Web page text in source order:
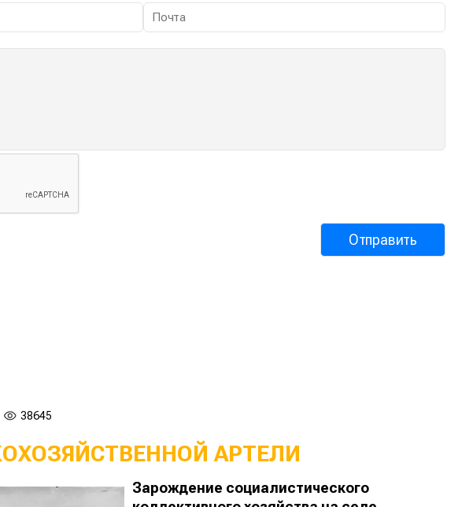
38645
АРТЕЛИ
Зарождение социалистического